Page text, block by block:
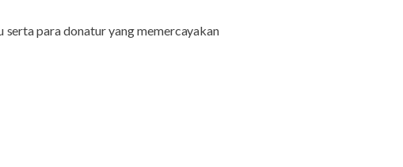
serta para donatur yang memercayakan